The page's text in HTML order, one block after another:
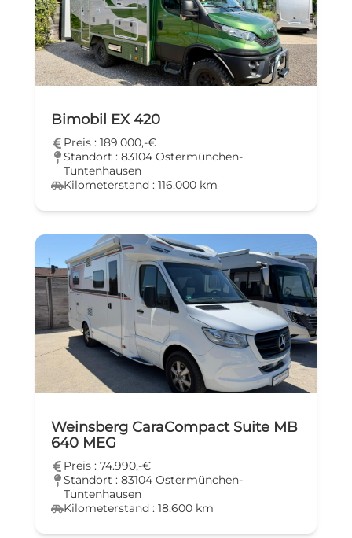
Bimobil EX 420
Preis : 189.000,-€
Standort : 83104 Ostermünchen-
Tuntenhausen
Kilometerstand : 116.000 km
Weinsberg CaraCompact Suite MB
640 MEG
Preis : 74.990,-€
Standort : 83104 Ostermünchen-
Tuntenhausen
Kilometerstand : 18.600 km